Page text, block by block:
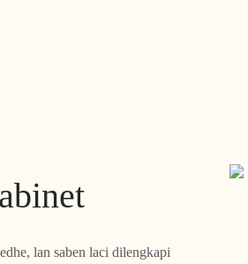
lan saben laci dilengkapi